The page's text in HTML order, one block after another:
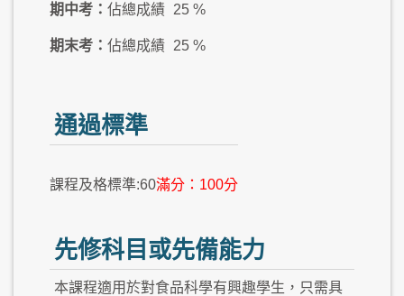
期中考： 佔總成績 25 %
期末考： 佔總成績 25 %
通過標準
課程及格標準:60滿分：100分
先修科目或先備能力
本課程適用於對食品科學有興趣學生，只需具